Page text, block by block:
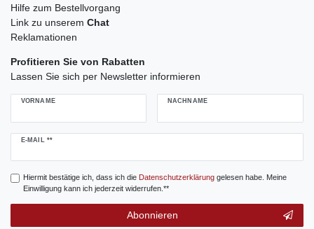
Hilfe zum Bestellvorgang
Link zu unserem Chat
Reklamationen
Profitieren Sie von Rabatten
Lassen Sie sich per Newsletter informieren
VORNAME NACHNAME
E-MAIL **
Newsletter
Hiermit bestätige ich, dass ich die Daten­schutz­erklärunggelesen habe. Meine
Einwilligung kann ich jederzeit widerrufen.**
Abonnieren